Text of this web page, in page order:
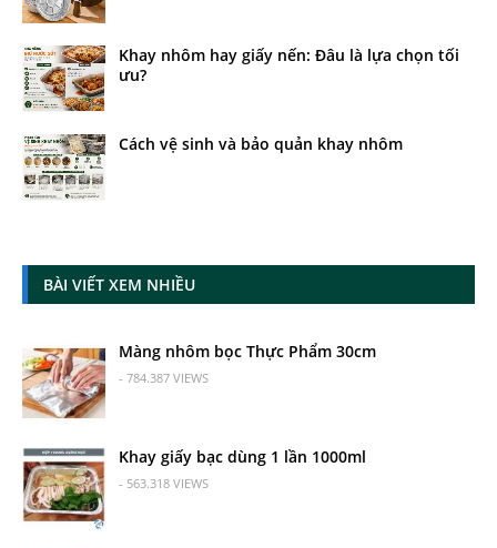
Khay nhôm hay giấy nến: Đâu là lựa chọn tối
ưu?
Cách vệ sinh và bảo quản khay nhôm
BÀI VIẾT XEM NHIỀU
Màng nhôm bọc Thực Phẩm 30cm
- 784.387 VIEWS
Khay giấy bạc dùng 1 lần 1000ml
- 563.318 VIEWS